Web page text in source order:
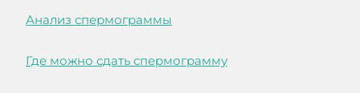
Анализ спермограммы
Где можно сдать спермограмму